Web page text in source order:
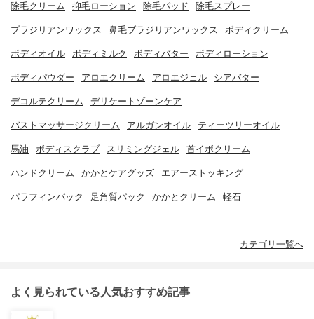
除毛クリーム 抑毛ローション 除毛パッド 除毛スプレー
ブラジリアンワックス 鼻毛ブラジリアンワックス ボディクリーム
ボディオイル ボディミルク ボディバター ボディローション
ボディパウダー アロエクリーム アロエジェル シアバター
デコルテクリーム デリケートゾーンケア
バストマッサージクリーム アルガンオイル ティーツリーオイル
馬油 ボディスクラブ スリミングジェル 首イボクリーム
ハンドクリーム かかとケアグッズ エアーストッキング
パラフィンパック 足角質パック かかとクリーム 軽石
カテゴリ一覧へ
よく見られている人気おすすめ記事